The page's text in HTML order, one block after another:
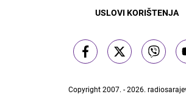
USLOVI KORIŠTENJA
Copyright 2007. - 2026.